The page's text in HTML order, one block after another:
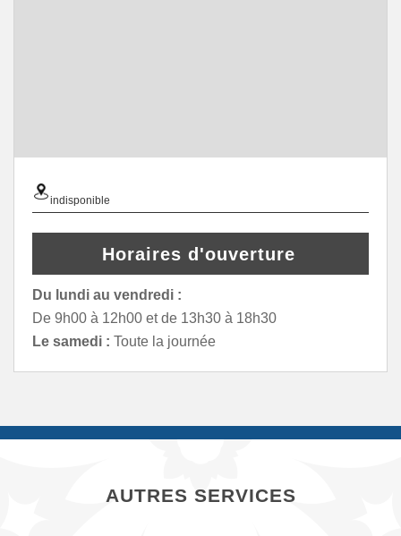
indisponible
Horaires d'ouverture
Du lundi au vendredi :
De 9h00 à 12h00 et de 13h30 à 18h30
Le samedi : Toute la journée
AUTRES SERVICES